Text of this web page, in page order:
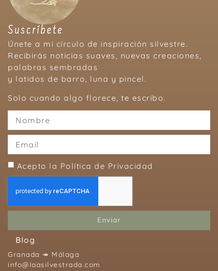
Suscríbete
Únete a mi círculo de inspiración silvestre.
Recibirás noticias suaves, nuevas creaciones,
palabras sembradas
y latidos de barro, luna y pincel.
Solo cuando algo florece, te escribo.
Acepto la Política de Privacidad
Enviar
Blog
Granada ↠ Málaga
info@laasilvestrada.com